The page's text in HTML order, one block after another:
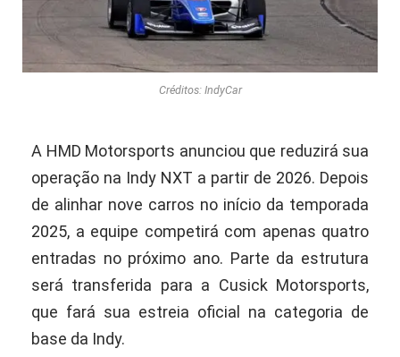
Créditos: IndyCar
A HMD Motorsports anunciou que reduzirá sua
operação na Indy NXT a partir de 2026. Depois
de alinhar nove carros no início da temporada
2025, a equipe competirá com apenas quatro
entradas no próximo ano. Parte da estrutura
será transferida para a Cusick Motorsports,
que fará sua estreia oficial na categoria de
base da Indy.